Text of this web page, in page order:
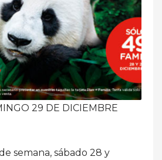
29 DE DICIEMBRE
semana, sábado 28 y